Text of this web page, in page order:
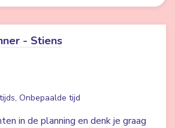
- Stiens
Onbepaalde tijd
in de planning en denk je graag